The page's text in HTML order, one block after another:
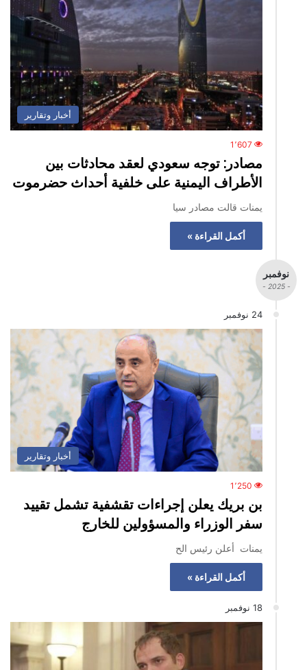
أخبار وتقارير
1٬607
مصادر: توجه سعودي لعقد محادثات بين
الأطراف اليمنية على خلفية أحداث حضرموت
يمنات قالت مصادر سيا
أكمل القراءة »
نوفمبر
- 2025 -
24 نوفمبر
أخبار وتقارير
1٬250
بن بريك يعلن إجراءات تقشفية تشمل تقييد
سفر الوزراء والمسؤولين للخارج
يمنات أعلن رئيس الح
أكمل القراءة »
18 نوفمبر